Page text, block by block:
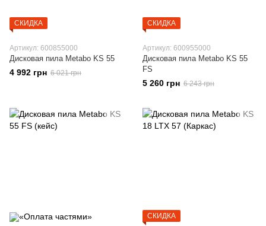
СКИДКА
Артикул: 600855000
Дисковая пила Metabo KS 55
4 992 грн 6 021 грн
СКИДКА
Артикул: 600955000
Дисковая пила Metabo KS 55
FS
5 260 грн 6 243 грн
СКИДКА